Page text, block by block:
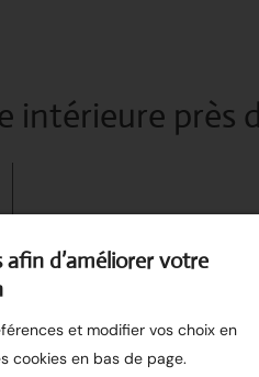
intérieure près
Qu’il s’agisse de
l’entrepriseGiretàCossé-
près deLavalen Mayenne
afin d’améliorer votre
et modifier vos choix en
cookies en bas de page.